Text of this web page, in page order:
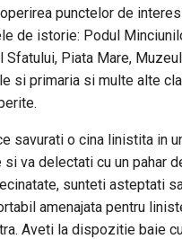
punctelor de
de istorie: Podul
Sfatului, Piata Mare,
si primaria si multe alte
savurati o cina linistita in
va delectati cu un pahar
sunteti asteptati
amenajata pentru
Aveti la dispozitie baie